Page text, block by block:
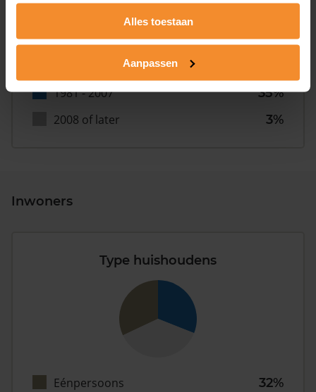
Alles toestaan
Aanpassen
T/m 1945
12%
1981 - 2007
35%
2008 of later
3%
Inwoners
Type huishoudens
Eénpersoons
32%